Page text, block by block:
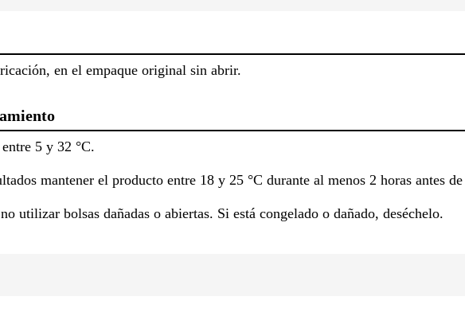
en el empaque original sin abrir.
5 y 32 °C.
mantener el producto entre 18 y 25 °C durante al menos 2 horas antes de
utilizar bolsas dañadas o abiertas. Si está congelado o dañado, deséchelo.